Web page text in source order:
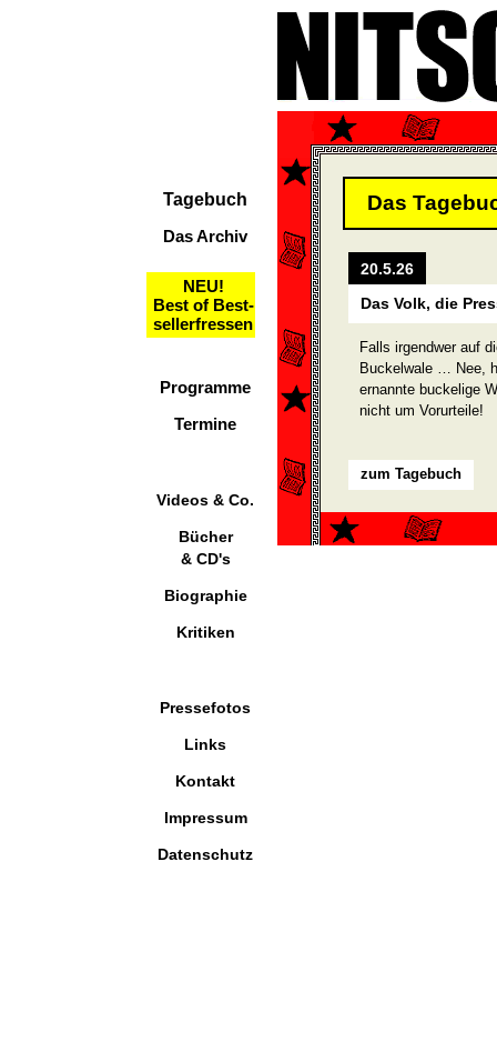
Tagebuch
Das Archiv
NEU!
Best of Best-
sellerfressen
Programme
Termine
Videos & Co.
Bücher
& CD's
Biographie
Kritiken
Pressefotos
Links
Kontakt
Impressum
Datenschutz
Das
20.5.26
Das Volk, die
Falls irgendwer auf
Buckelwale … Nee,
ernannte buckelige
nicht um Vorurteile!
zum Tagebuch